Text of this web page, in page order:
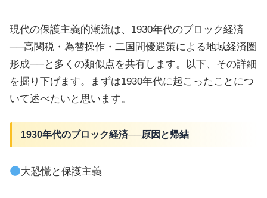
現代の保護主義的潮流は、1930年代のブロック経済
──高関税・為替操作・二国間優遇策による地域経済圏
形成──と多くの類似点を共有します。以下、その詳細
を掘り下げます。まずは1930年代に起こったことにつ
いて述べたいと思います。
1930年代のブロック経済──原因と帰結
大恐慌と保護主義